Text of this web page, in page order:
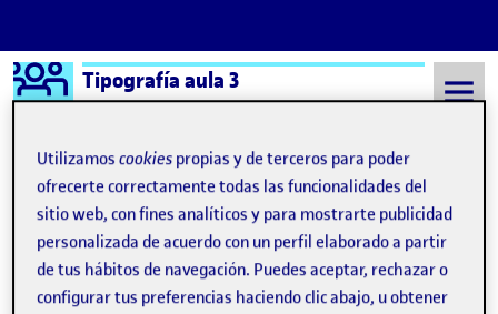
Saltar al contenido
Logo Ágora
Tipografía aula 3
Semestre 20212 - Aula 3 Investigación Tipográfica
Navegación de entradas
Anterior: PEC 1. Investigación tipográfica Siguiente
Utilizamoscookies propias y de terceros para poder
ofrecerte correctamente todas las funcionalidades del
sitio web, con fines analíticos y para mostrarte publicidad
personalizada de acuerdo con un perfil elaborado a partir
de tus hábitos de navegación. Puedes aceptar, rechazar o
configurar tus preferencias haciendo clic abajo, u obtener